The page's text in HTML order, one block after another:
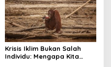
Krisis Iklim Bukan Salah
Individu: Mengapa Kita